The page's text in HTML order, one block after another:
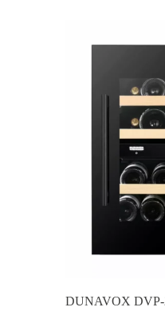
DUNAVOX DVP-